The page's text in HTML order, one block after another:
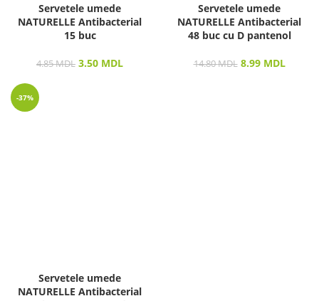
Servetele umede
NATURELLE Antibacterial
15 buc
4.85MDL 3.50 MDL
Servetele umede
NATURELLE Antibacterial
48 buc cu D pantenol
14.80MDL 8.99 MDL
-37%
Servetele umede
NATURELLE Antibacterial